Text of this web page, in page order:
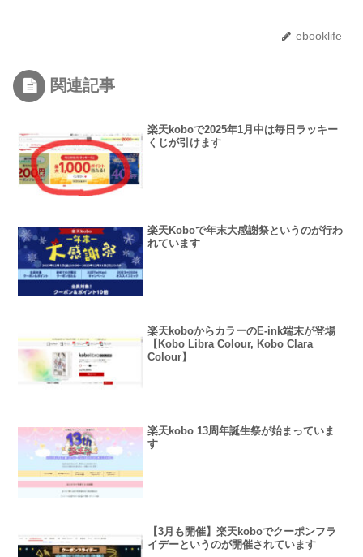
ebooklife
関連記事
楽天koboで2025年1月中は毎日ラッキー
くじが引けます
楽天Koboで年末大感謝祭というのが行わ
れています
楽天koboからカラーのE-ink端末が登場
【Kobo Libra Colour, Kobo Clara
Colour】
楽天kobo 13周年誕生祭が始まっていま
す
【3月も開催】楽天koboでクーポンフラ
イデーというのが開催されています